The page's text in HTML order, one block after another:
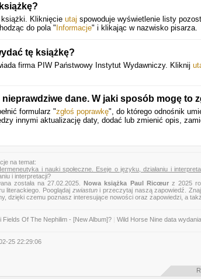
Kliknięcie utaj spowoduje wyświetlenie listy
do pola " Informacje" i klikając w nazwisko pisarza.
tę książkę?
firma PIW Państwowy Instytut Wydawniczy. Kliknij
nieprawdziwe dane. W jaki sposób mogę to
formularz "zgłoś poprawkę", do którego odnośnik
innymi aktualizację daty, dodać lub zmienić opis,
na temat:
i nauki społeczne. Eseje o języku, działaniu i
i interpretacji?
została na 27.02.2025.Nowa książka Paul Ricœurz 2025
literackiego. Pooglądaj zwiastuni przeczytaj naszą zapowiedź.
dzięki czemu poznasz interesujące nowości oraz zapowiedzi, a
Fields Of The Nephilim - [New Album]? Wild Horse Nine data wydania
25 22:29:06